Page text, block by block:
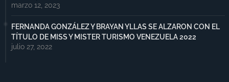
marzo 12, 2023
FERNANDA GONZÁLEZ Y BRAYAN YLLAS SE ALZARON CON EL
TÍTULO DE MISS Y MISTER TURISMO VENEZUELA 2022
julio 27, 2022